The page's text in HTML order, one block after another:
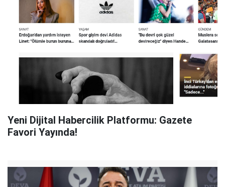
Yeni Dijital Habercilik Platformu: Gazete
Favori Yayında!